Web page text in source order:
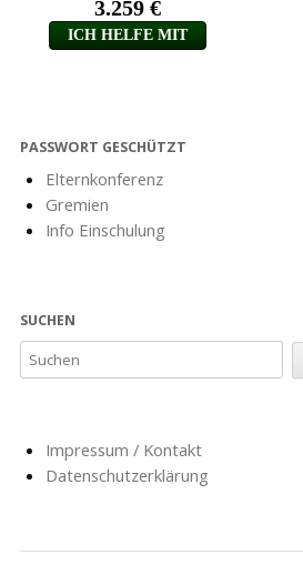
PASSWORT GESCHÜTZT
Elternkonferenz
Gremien
Info Einschulung
SUCHEN
Impressum / Kontakt
Datenschutzerklärung